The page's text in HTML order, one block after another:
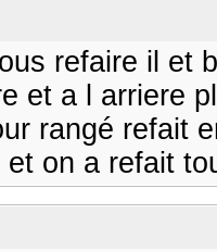
refaire il et
et a l arriere
rangé refait
on a refait